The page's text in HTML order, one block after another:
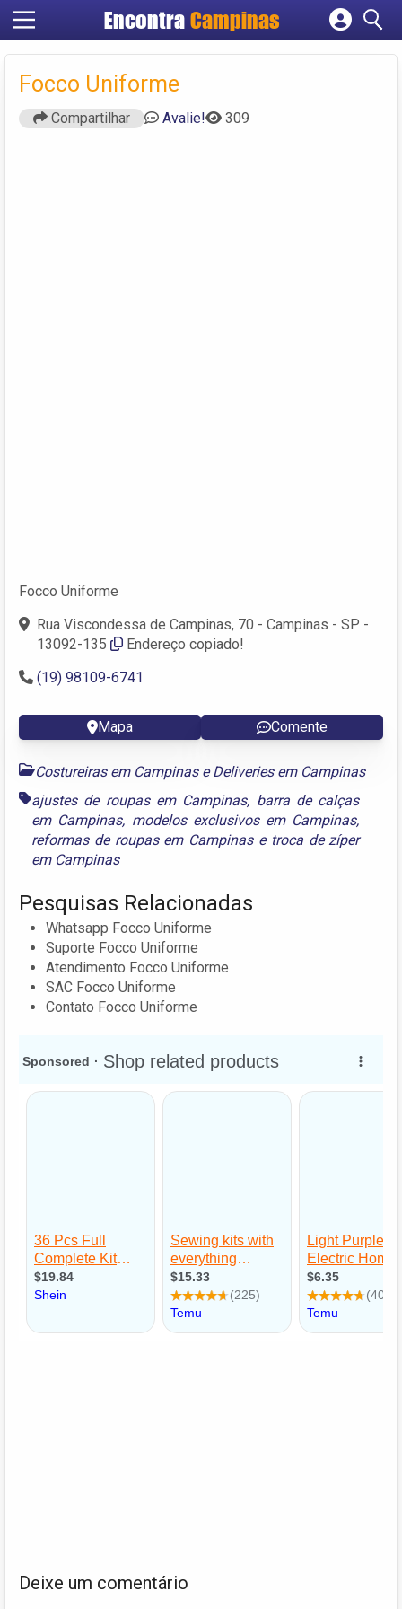
Encontra Campinas
Cadastrar empresa
Focco Uniforme
Compartilhar Avalie! 309
Focco Uniforme
Rua Viscondessa de Campinas, 70 - Campinas - SP -
13092-135
Endereço copiado!
(19) 98109-6741
Mapa Comente
Costureiras em CampinaseDeliveries em Campinas
ajustes de roupas em Campinas, barra de calças
em Campinas, modelos exclusivos em Campinas,
reformas de roupas em Campinase troca de zíper
em Campinas
Pesquisas Relacionadas
Whatsapp Focco Uniforme
Suporte Focco Uniforme
Atendimento Focco Uniforme
SAC Focco Uniforme
Contato Focco Uniforme
Deixe um comentário